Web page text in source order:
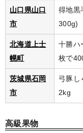
山口県山口
市
得地黒
300g)
北海道上士
幌町
十勝ハ
枚で
茨城県石岡
市
弓豚し
2kg
高級果物